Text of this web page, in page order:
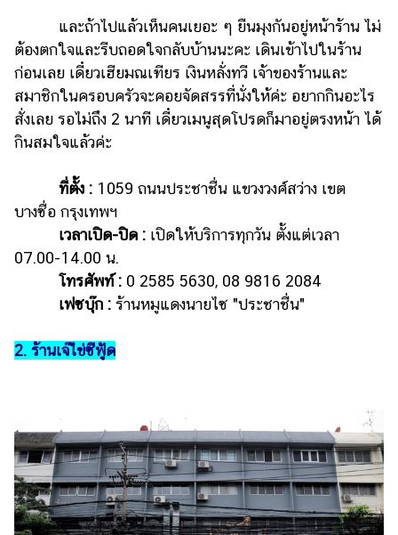
และถ้าไปแล้วเห็นคนเยอะ ๆ ยืนมุงกันอยู่หน้าร้าน ไม่
ต้องตกใจและรีบถอดใจกลับบ้านนะคะ เดินเข้าไปในร้าน
ก่อนเลย เดี๋ยวเฮียมณเฑียร เงินหลั่งทวี เจ้าของร้านและ
สมาชิกในครอบครัวจะคอยจัดสรรที่นั่งให้ค่ะ อยากกินอะไร
สั่งเลย รอไม่ถึง 2 นาที เดี๋ยวเมนูสุดโปรดก็มาอยู่ตรงหน้า ได้
กินสมใจแล้วค่ะ
ที่ตั้ง : 1059 ถนนประชาชื่น แขวงวงศ์สว่าง เขต
บางซื่อ กรุงเทพฯ
เวลาเปิด-ปิด : เปิดให้บริการทุกวัน ตั้งแต่เวลา
07.00-14.00 น.
โทรศัพท์ : 0 2585 5630, 08 9816 2084
เฟซบุ๊ก : ร้านหมูแดงนายไซ "ประชาชื่น"
2. ร้านเจ๊ไข่ซีฟู้ด